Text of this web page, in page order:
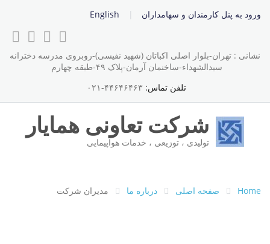
ورود به پنل کارمندان و سهامداران English
نشانی : تهران-بلوار اصلی اکباتان (شهید نفیسی)-روبروی مدرسه دخترانه
سیدالشهداء-ساخنمان آرمان-پلاک ۴۹-طبقه چهارم
تلفن تماس: ۴۴۶۴۶۴۶۳-۰۲۱
شرکت تعاونی همایار
تولیدی ، توزیعی ، خدمات هواپیمایی
Home صفحه اصلی درباره ما مدیران شرکت